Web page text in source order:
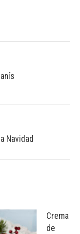
Navidad
Crema
de